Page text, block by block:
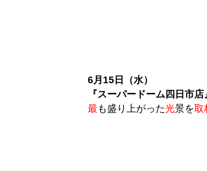
6月15日（水）
『スーパードーム四日市店
最も盛り上がった光景を取